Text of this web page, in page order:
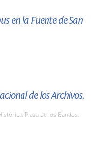
en la Fuente de San
de los Archivos.
Plaza de los Bandos.